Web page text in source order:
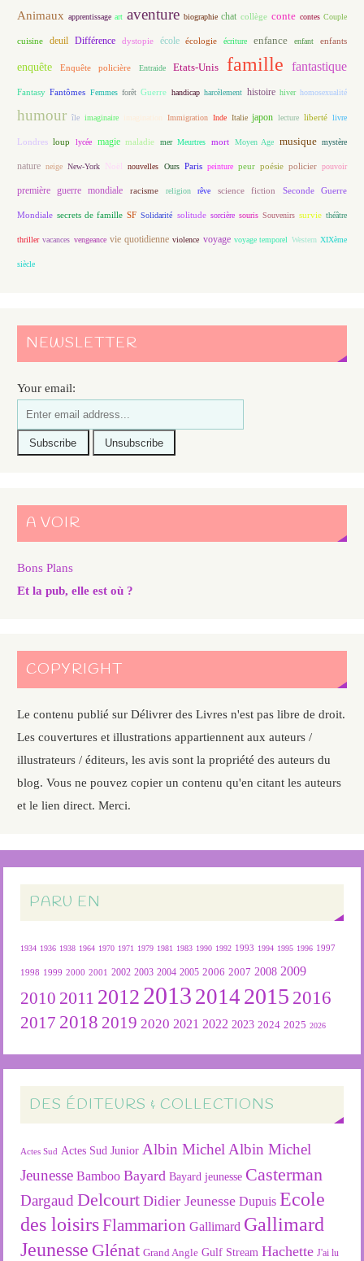
Animaux apprentissage art aventure biographie chat collège conte contes Couple
cuisine deuil Différence dystopie école écologie écriture enfance enfant enfants
enquête Enquête policière Entraide Etats-Unis famille fantastique
Fantasy Fantômes Femmes forêt Guerre handicap harcèlement histoire hiver homosexualité
humour île imaginaire imagination Immigration Inde Italie japon lecture liberté livre
Londres loup lycée magie maladie mer Meurtres mort Moyen Age musique mystère
nature neige New-York Noël nouvelles Ours Paris peinture peur poésie policier pouvoir
première guerre mondiale racisme religion rêve science fiction Seconde Guerre
Mondiale secrets de famille SF Solidarité solitude sorcière souris Souvenirs survie théâtre
thriller vacances vengeance vie quotidienne violence voyage voyage temporel Western XIXème
siècle
NEWSLETTER
Your email:
A VOIR
Bons Plans
Et la pub, elle est où ?
COPYRIGHT
Le contenu publié sur Délivrer des Livres n'est pas libre de droit.
Les couvertures et illustrations appartiennent aux auteurs /
illustrateurs / éditeurs, les avis sont la propriété des auteurs du
blog. Vous ne pouvez copier un contenu qu'en citant les auteurs
et le lien direct. Merci.
PARU EN
1934 1936 1938 1964 1970 1971 1979 1981 1983 1990 1992 1993 1994 1995 1996 1997
1998 1999 2000 2001 2002 2003 2004 2005 2006 2007 2008 2009
2010 2011 2012 2013 2014 2015 2016
2017 2018 2019 2020 2021 2022 2023 2024 2025 2026
DES ÉDITEURS & COLLECTIONS
Actes Sud Actes Sud Junior Albin Michel Albin Michel
Jeunesse Bamboo Bayard Bayard jeunesse Casterman
Dargaud Delcourt Didier Jeunesse Dupuis Ecole
des loisirsFlammarion Gallimard Gallimard
Jeunesse Glénat Grand Angle Gulf Stream Hachette J'ai lu